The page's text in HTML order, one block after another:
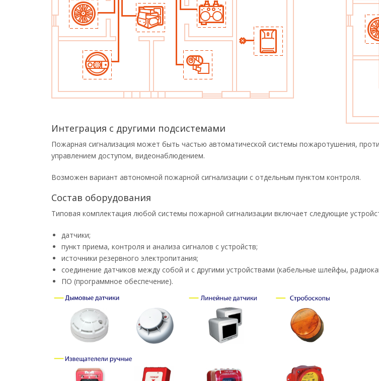
Интеграция с другими подсистемами
Пожарная сигнализация может быть частью автоматической системы пожаротушения,
управлением доступом, видеонаблюдением.
Возможен вариант автономной пожарной сигнализации с отдельным пунктом контроля.
Состав оборудования
Типовая комплектация любой системы пожарной сигнализации включает следующие
датчики;
пункт приема, контроля и анализа сигналов с устройств;
источники резервного электропитания;
соединение датчиков между собой и с другими устройствами (кабельные шлейфы,
ПО (программное обеспечение).